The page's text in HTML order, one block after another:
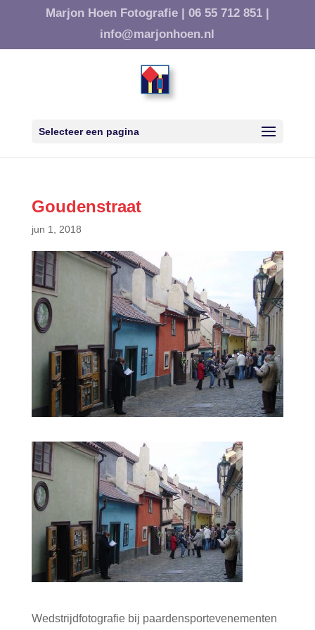
Marjon Hoen Fotografie | 06 55 712 851 |
info@marjonhoen.nl
Selecteer een pagina
Goudenstraat
jun 1, 2018
Wedstrijdfotografie bij paardensportevenementen